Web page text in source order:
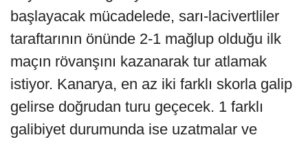
başlayacak mücadelede, sarı-lacivertliler
taraftarının önünde 2-1 mağlup olduğu ilk
maçın rövanşını kazanarak tur atlamak
istiyor. Kanarya, en az iki farklı skorla galip
gelirse doğrudan turu geçecek. 1 farklı
galibiyet durumunda ise uzatmalar ve